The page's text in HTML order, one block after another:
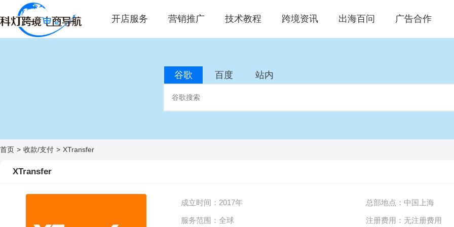
开店服务 营销推广 技术教程 跨境资讯 出海百问 广告合作
谷歌 百度 站内
首页 > 收款/支付 > XTransfer
XTransfer
成立时间： 2017年 总部地点： 中国上海
服务范围： 全球 注册费用： 无注册费用